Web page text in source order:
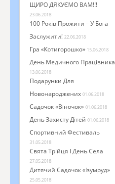
ЩИРО ДЯКУЄМО ВАМ!!!
23.06.2018
100 Років Прожити – У Бога
Заслужити! 22.06.2018
Гра «Котигорошко» 15.06.2018
День Медичного Працівника
13.06.2018
Подарунки Для
Новонароджених 01.06.2018
Садочок «Віночок» 01.06.2018
День Захисту Дітей 01.06.2018
Спортивний Фестиваль
31.05.2018
Свята Трійця І День Села
27.05.2018
Дитячий Садочок «Ізумруд»
25.05.2018